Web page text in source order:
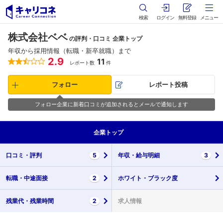
検索 ログイン 無料登録 メニュー
株式会社ベベ の評判・口コミ 企業トップ
年収から採用情報（転職・新卒就職）まで
2.9 レポート数 11 件
フォロー レポート投稿
フォロー企業に新着口コミが追加されるとメールで通知します
企業 トップ
口コミ・ 評判 5 年収・ 給与明細 3
転職・ 中途面接 2 ホワイト・ ブラック度
残業代・ 残業時間 2 求人情報